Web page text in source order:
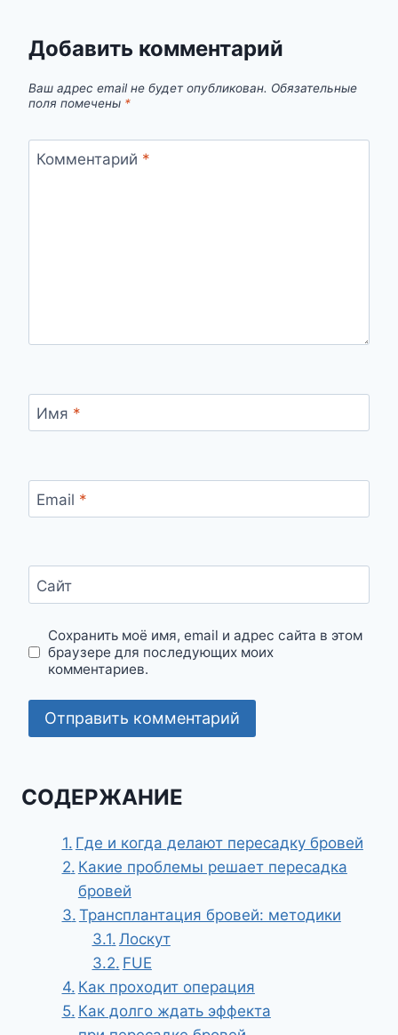
Добавить комментарий
Ваш адрес email не будет опубликован. Обязательные
поля помечены *
Комментарий *
Имя *
Email *
Сайт
Сохранить моё имя, email и адрес сайта в этом
браузере для последующих моих
комментариев.
СОДЕРЖАНИЕ
Где и когда делают пересадку бровей
Какие проблемы решает пересадка
бровей
Трансплантация бровей: методики
Лоскут
FUE
Как проходит операция
Как долго ждать эффекта